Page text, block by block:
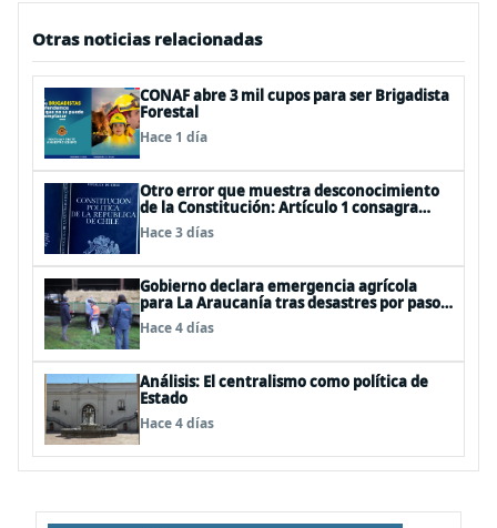
Otras noticias relacionadas
CONAF abre 3 mil cupos para ser Brigadista
Forestal
Hace 1 día
Otro error que muestra desconocimiento
de la Constitución: Artículo 1 consagra
resguardar la seguridad nacional y
proteger a los ciudadanos
Hace 3 días
Gobierno declara emergencia agrícola
para La Araucanía tras desastres por pasos
de sistemas frontales
Hace 4 días
Análisis: El centralismo como política de
Estado
Hace 4 días